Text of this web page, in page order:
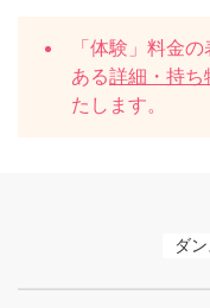
「体験」料金
ある詳細・持ち
たします。
ダ